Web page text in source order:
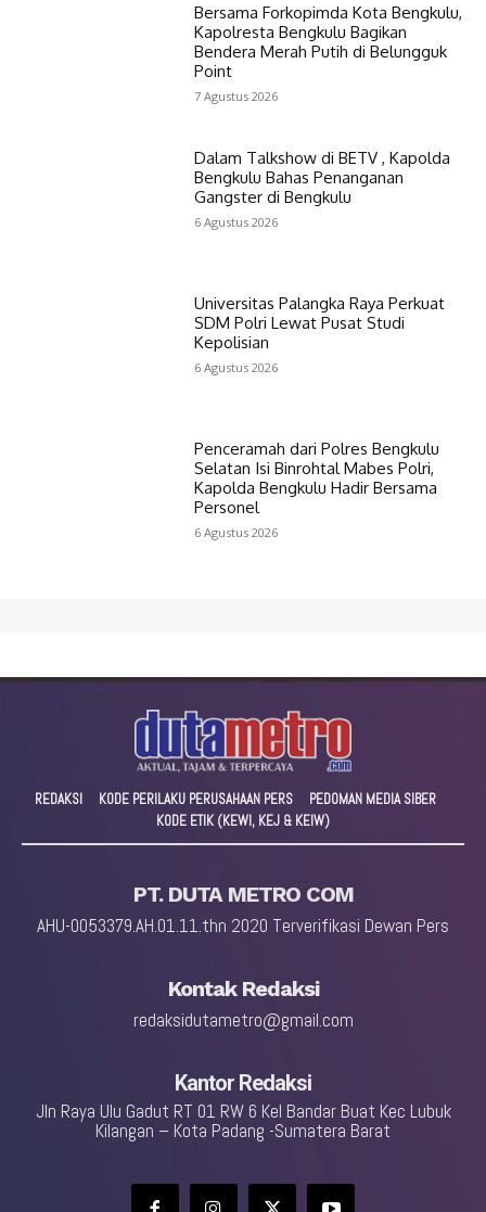
Bersama Forkopimda Kota Bengkulu,
Kapolresta Bengkulu Bagikan
Bendera Merah Putih di Belungguk
Point
7 Agustus 2026
Dalam Talkshow di BETV , Kapolda
Bengkulu Bahas Penanganan
Gangster di Bengkulu
6 Agustus 2026
Universitas Palangka Raya Perkuat
SDM Polri Lewat Pusat Studi
Kepolisian
6 Agustus 2026
Penceramah dari Polres Bengkulu
Selatan Isi Binrohtal Mabes Polri,
Kapolda Bengkulu Hadir Bersama
Personel
6 Agustus 2026
REDAKSI KODE PERILAKU PERUSAHAAN PERS
PEDOMAN MEDIA SIBER
KODE ETIK (KEWI, KEJ & KEIW)
PT. DUTA METRO COM
AHU-0053379.AH.01.11.thn 2020 Terverifikasi Dewan Pers
Kontak Redaksi
redaksidutametro@gmail.com
Kantor Redaksi
Jln Raya Ulu Gadut RT 01 RW 6 Kel Bandar Buat Kec Lubuk
Kilangan – Kota Padang -Sumatera Barat